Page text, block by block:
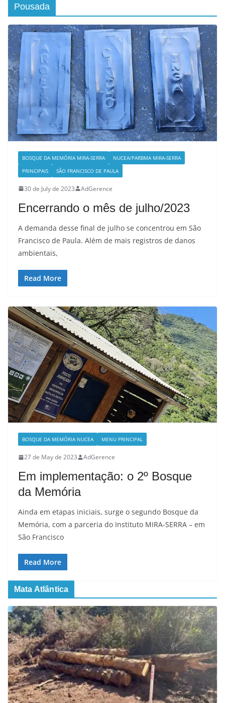
Pousada
BOSQUE DA MEMÓRIA MIRA-SERRA
NUCEA/PARBMA MIRA-SERRA
PRINCIPAIS
SÃO FRANCISCO DE PAULA
30 de July de 2023 AdGerence
Encerrando o mês de julho/2023
A demanda desse final de julho se concentrou em São
Francisco de Paula. Além de mais registros de danos
ambientais,
Read More
BOSQUE DA MEMÓRIA NUCEA MENU PRINCIPAL
27 de May de 2023 AdGerence
Em implementação: o 2º Bosque
da Memória
Ainda em etapas iniciais, surge o segundo Bosque da
Memória, com a parceria do Instituto MIRA-SERRA – em
São Francisco
Read More
Mata Atlântica